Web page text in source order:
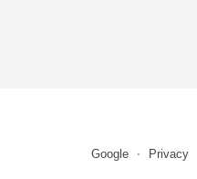
Google Privacy